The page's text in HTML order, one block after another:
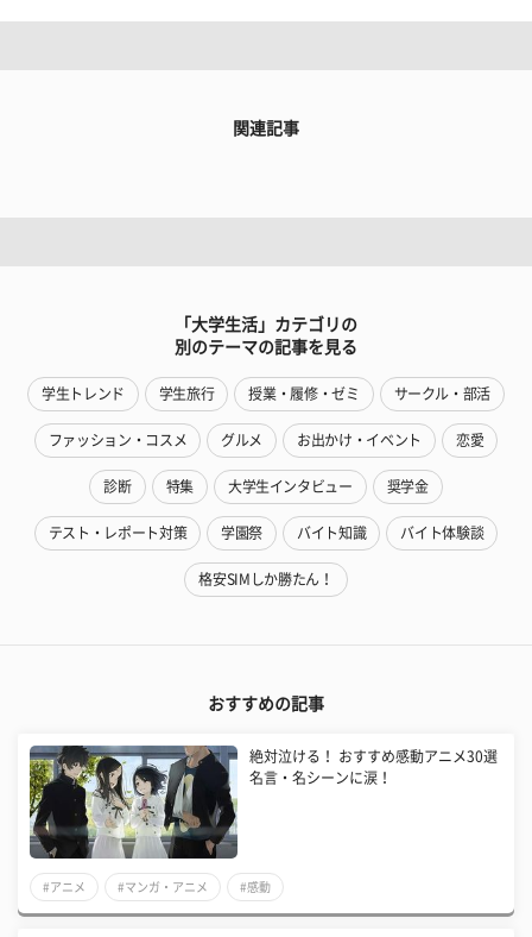
関連記事
「大学生活」カテゴリの
別のテーマの記事を見る
学生トレンド 学生旅行 授業・履修・ゼミ サークル・部活
ファッション・コスメ グルメ お出かけ・イベント 恋愛
診断 特集 大学生インタビュー 奨学金
テスト・レポート対策 学園祭 バイト知識 バイト体験談
格安SIMしか勝たん！
おすすめの記事
絶対泣ける！ おすすめ感動アニメ30選
名言・名シーンに涙！
#アニメ #マンガ・アニメ #感動